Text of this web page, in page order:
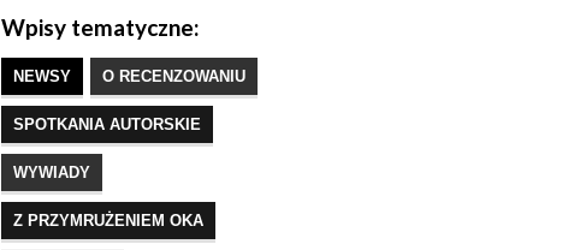
Wpisy tematyczne:
NEWSY O RECENZOWANIU
SPOTKANIA AUTORSKIE
WYWIADY
Z PRZYMRUŻENIEM OKA